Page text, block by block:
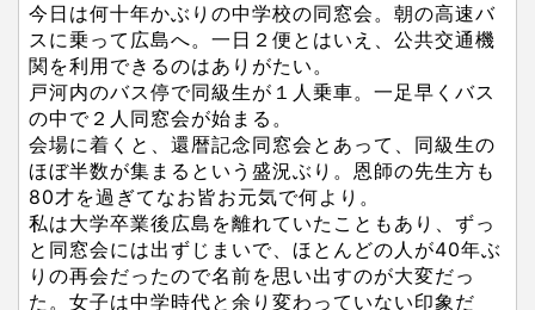
今日は何十年かぶりの中学校の同窓会。朝の高速バ
スに乗って広島へ。一日２便とはいえ、公共交通機
関を利用できるのはありがたい。
戸河内のバス停で同級生が１人乗車。一足早くバス
の中で２人同窓会が始まる。
会場に着くと、還暦記念同窓会とあって、同級生の
ほぼ半数が集まるという盛況ぶり。恩師の先生方も
80才を過ぎてなお皆お元気で何より。
私は大学卒業後広島を離れていたこともあり、ずっ
と同窓会には出ずじまいで、ほとんどの人が40年ぶ
りの再会だったので名前を思い出すのが大変だっ
た。女子は中学時代と余り変わっていない印象だ